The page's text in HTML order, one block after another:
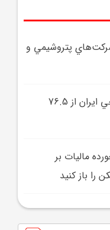
پتروشيمي‌ و
طي 8 ماهه امسال؛تجارت خارجي ايران از 76.5
ماليات بر
باز کنيد